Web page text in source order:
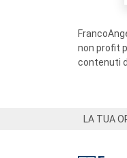
non profit
contenuti
LA TUA